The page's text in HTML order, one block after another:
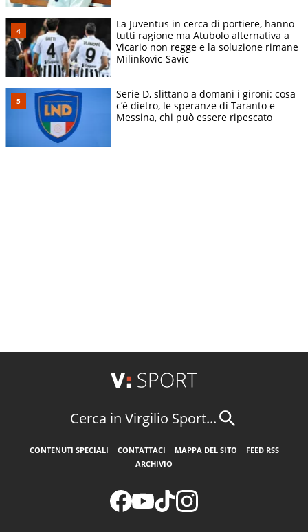
La Juventus in cerca di portiere, hanno
tutti ragione ma Atubolo alternativa a
Vicario non regge e la soluzione rimane
Milinkovic-Savic
Serie D, slittano a domani i gironi: cosa
c’è dietro, le speranze di Taranto e
Messina, chi può essere ripescato
Cerca in Virgilio Sport...
CONTENUTI SPECIALI CONTATTACI MAPPA DEL SITO
FEED RSS
ARCHIVIO